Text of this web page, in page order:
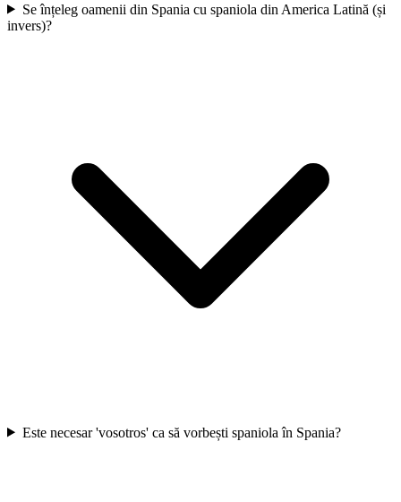
Se înțeleg oamenii din Spania cu spaniola din America Latină (și
invers)?
Este necesar 'vosotros' ca să vorbești spaniola în Spania?